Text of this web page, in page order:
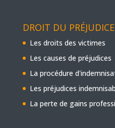
DROIT DU
Les droits des victimes
Les causes de préjudices
La procédure
Les préjudices
La perte de gains